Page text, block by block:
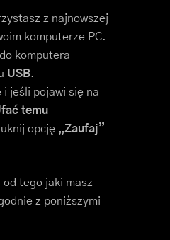
z najnowszej
komputerze PC.
komputera
USB.
i jeśli pojawi się na
temu
opcję „Zaufaj”
od tego jaki masz
z poniższymi